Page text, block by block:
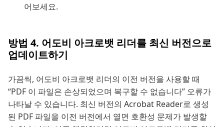
어보세요.
방법 4. 어도비 아크로뱃 리더를 최신 버전으로
업데이트하기
가끔씩, 어도비 아크로뱃 리더의 이전 버전을 사용할 때
“PDF 이 파일은 손상되었으며 복구할 수 없습니다” 오류가
나타날 수 있습니다. 최신 버전의 Acrobat Reader로 생성
된 PDF 파일을 이전 버전에서 열면 호환성 문제가 발생할